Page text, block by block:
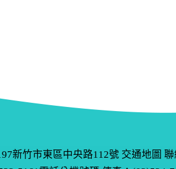
新竹市東區中央路112號 交通地圖 聯